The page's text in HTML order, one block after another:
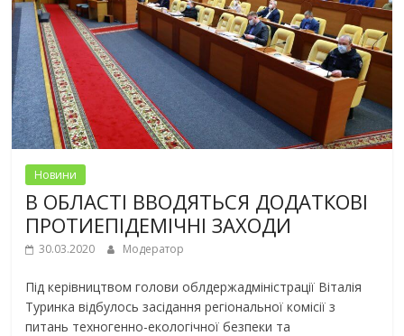
Новини
В ОБЛАСТІ ВВОДЯТЬСЯ ДОДАТКОВІ
ПРОТИЕПІДЕМІЧНІ ЗАХОДИ
30.03.2020 Модератор
Під керівництвом голови облдержадміністрації Віталія
Туринка відбулось засідання регіональної комісії з
питань техногенно-екологічної безпеки та